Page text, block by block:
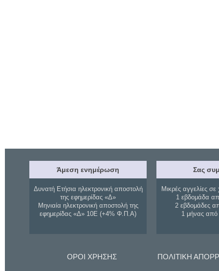
Άμεση ενημέρωση
Δυνατή Ετήσια ηλεκτρονική αποστολή
της εφημερίδας «Δ»
Μηνιαία ηλεκτρονική αποστολή της
εφημερίδας «Δ» 10Ε (+4% Φ.Π.Α)
Σας
Μικρές αγγελίες σε
1 εβδομάδα
2 εβδομάδες
1 μήνας
ΟΡΟΙ ΧΡΗΣΗΣ ΠΟΛΙΤΙΚΗ